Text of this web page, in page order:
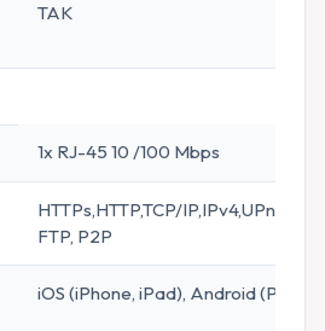
TAK
1x RJ-45 10 /100 Mbps
HTTPs,HTTP,TCP/
FTP, P2P
iOS (iPhone, iPad), Android